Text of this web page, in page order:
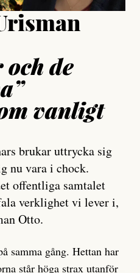
de
vanligt
brukar uttrycka sig
nu vara i chock.
offentliga samtalet
verklighet vi lever i,
Otto.
samma gång. Hettan har
står höga strax utanför